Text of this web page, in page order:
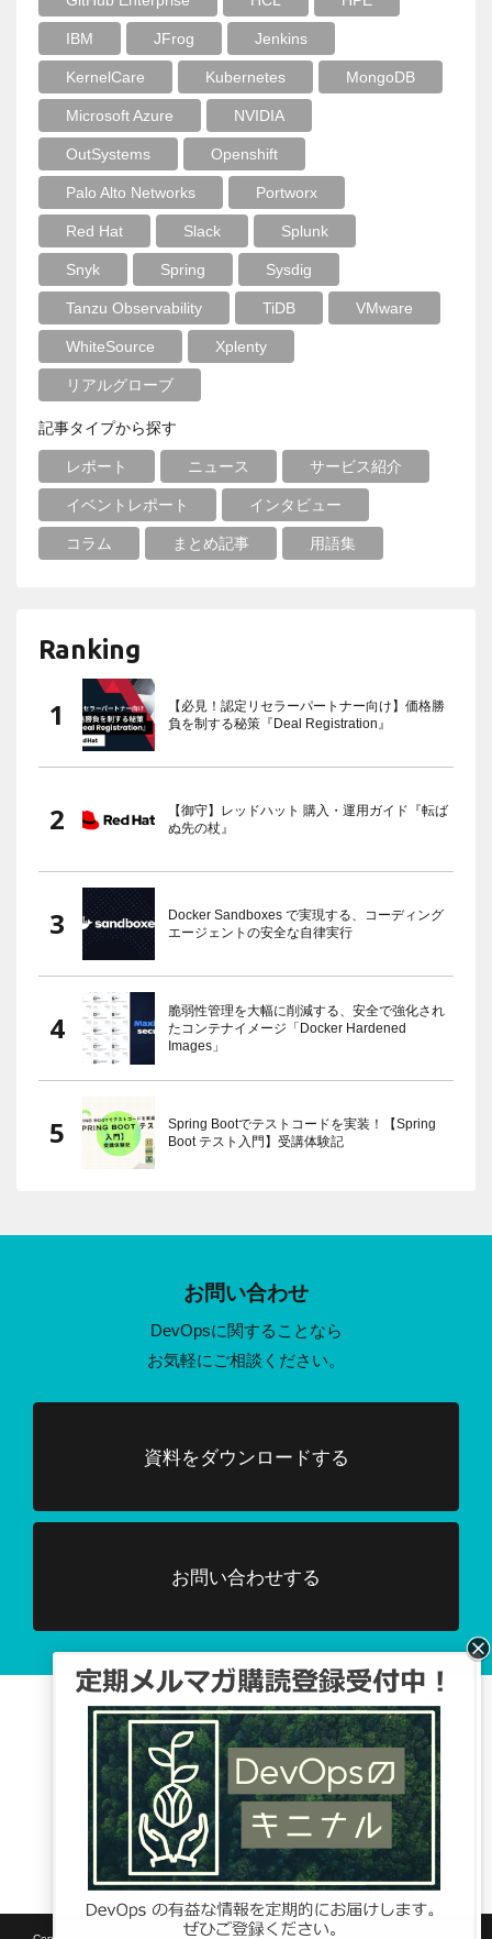
IBM JFrog Jenkins
KernelCare Kubernetes MongoDB
Microsoft Azure NVIDIA
OutSystems Openshift
Palo Alto Networks Portworx
Red Hat Slack Splunk
Snyk Spring Sysdig
Tanzu Observability TiDB VMware
WhiteSource Xplenty
リアルグローブ
記事タイプから探す
レポート ニュース サービス紹介
イベントレポート インタビュー
コラム まとめ記事 用語集
Ranking
【必見！認定リセラーパートナー向け】価格勝
負を制する秘策『Deal Registration』
【御守】レッドハット 購入・運用ガイド『転ば
ぬ先の杖』
Docker Sandboxes で実現する、コーディング
エージェントの安全な自律実行
脆弱性管理を大幅に削減する、安全で強化され
たコンテナイメージ「Docker Hardened
Images」
Spring Bootでテストコードを実装！【Spring
Boot テスト入門】受講体験記
お問い合わせ
DevOpsに関することなら
お気軽にご相談ください。
資料をダウンロードする
お問い合わせする
Facebook、TwitterでDevOpsに関する
情報配信を行っています。
Tweets by DevOpsHubjp